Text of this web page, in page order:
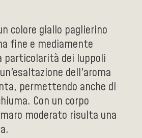
colore giallo paglierino
fine e mediamente
particolarità dei luppoli
dell'aroma
permettendo anche di
Con un corpo
moderato risulta una